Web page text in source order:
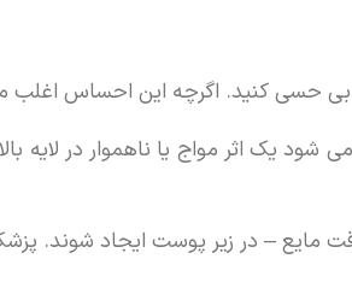
کنید. اگرچه این احساس اغلب
شود یک اثر مواج یا ناهموار در
– در زیر پوست ایجاد شوند. پزشک